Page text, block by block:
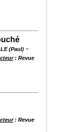
(Paul) -
: Revue
: Revue